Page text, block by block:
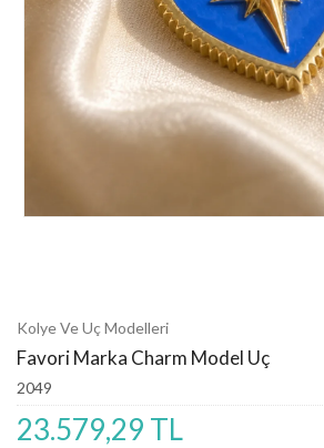
Kolye Ve Uç Modelleri
Favori Marka Charm Model Uç
2049
23.579,29 TL